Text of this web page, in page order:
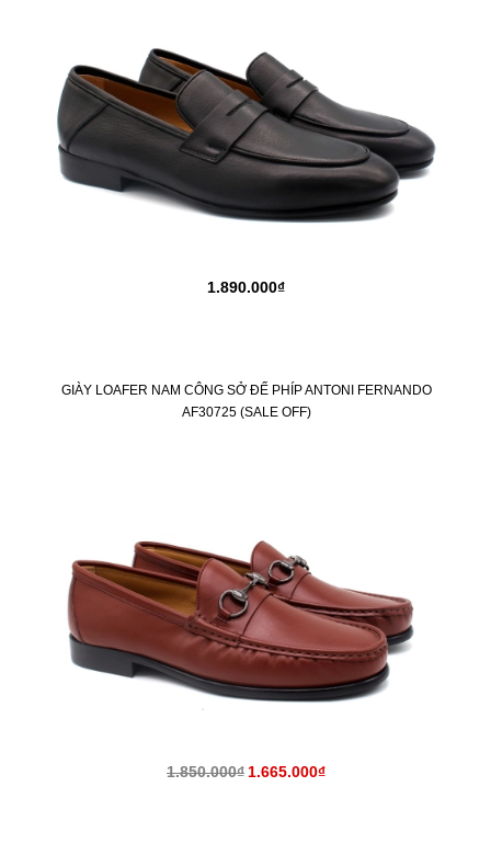
1.890.000₫
GIÀY LOAFER NAM CÔNG SỞ ĐẾ PHÍP ANTONI FERNANDO
AF30725 (SALE OFF)
1.850.000₫1.665.000₫